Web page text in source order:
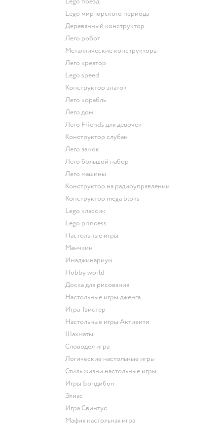
Lego мир юрского периода
Деревянный конструктор
Лего робот
Металлические конструкторы
Лего креатор
Lego speed
Конструктор знаток
Лего корабль
Лего дом
Лего Friends для девочек
Конструктор слубан
Лего замок
Лего большой набор
Лего машины
Конструктор на радиоуправлении
Конструктор mega bloks
Lego классик
Lego princess
Настольные игры
Манчкин
Имаджинариум
Hobby world
Доска для рисования
Настольные игры дженга
Игра Твистер
Настольные игры Активити
Шахматы
Словодел игра
Логические настольные игры
Стиль жизни настольные игры
Игры Бондибон
Элиас
Игра Свинтус
Мафия настольная игра